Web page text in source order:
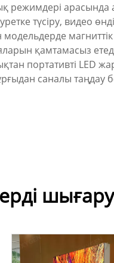
арасында
түсіру, видео
магниттік
қамтамасыз
портативті
саналы таңдау
шығару